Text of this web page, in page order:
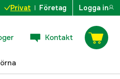
Privat Företag Logga in
Kontakt